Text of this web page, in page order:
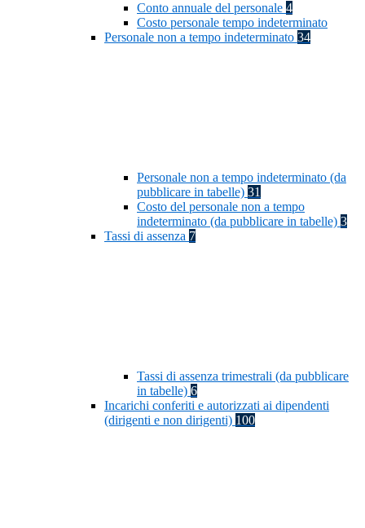
Conto annuale del personale 4
Costo personale tempo indeterminato
Personale non a tempo indeterminato 34
Personale non a tempo indeterminato (da
pubblicare in tabelle) 31
Costo del personale non a tempo
indeterminato (da pubblicare in tabelle) 3
Tassi di assenza 7
Tassi di assenza trimestrali (da pubblicare
in tabelle) 6
Incarichi conferiti e autorizzati ai dipendenti
(dirigenti e non dirigenti) 100